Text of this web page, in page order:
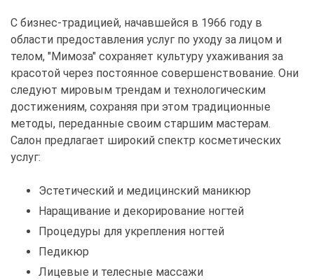
С бизнес-традицией, начавшейся в 1966 году в
области предоставления услуг по уходу за лицом и
телом, "Мимоза" сохраняет культуру ухаживания за
красотой через постоянное совершенствование. Они
следуют мировым трендам и технологическим
достижениям, сохраняя при этом традиционные
методы, переданные своим старшим мастерам.
Салон предлагает широкий спектр косметических
услуг:
Эстетический и медицинский маникюр
Наращивание и декорирование ногтей
Процедуры для укрепления ногтей
Педикюр
Лицевые и телесные массажи